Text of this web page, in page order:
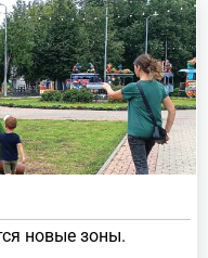
новые зоны.